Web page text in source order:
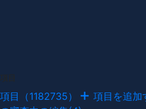
項目（1182735） 項目を追加